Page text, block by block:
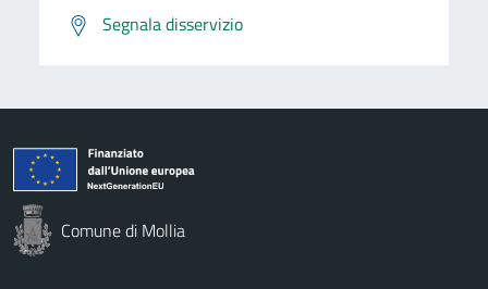
Segnala disservizio
Comune di Mollia